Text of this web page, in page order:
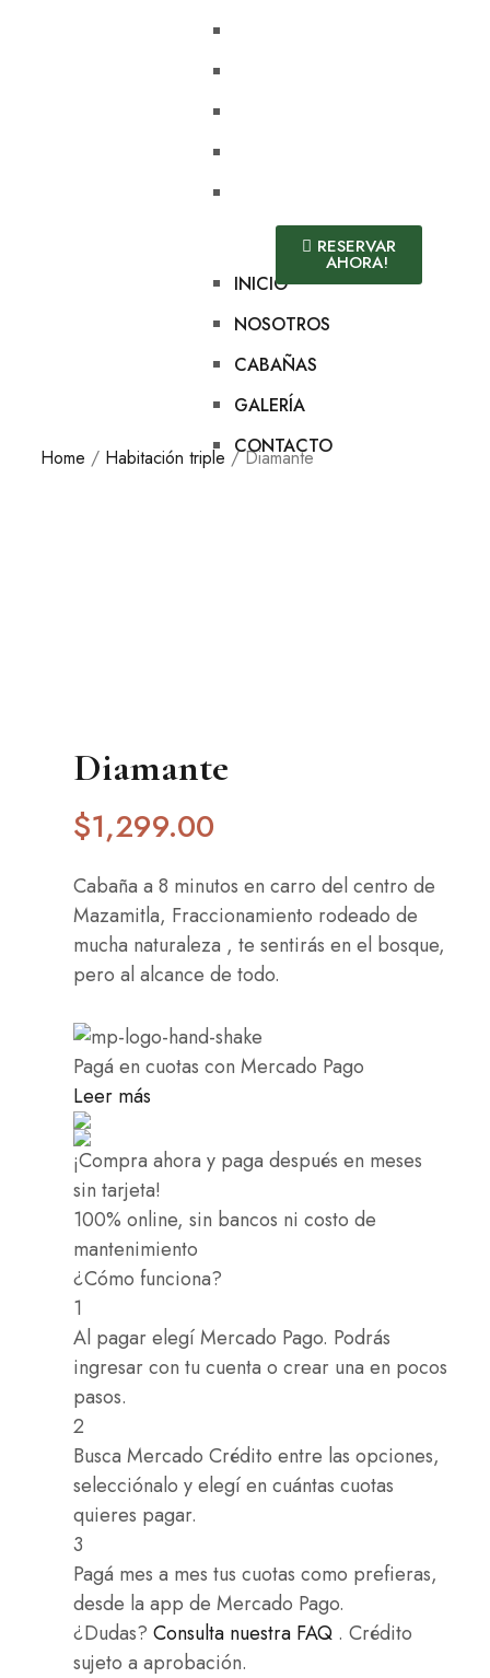
INICIO
NOSOTROS
CABAÑAS
GALERÍA
CONTACTO
RESERVAR
AHORA!
Home / Habitación triple / Diamante
Diamante
$1,299.00
Cabaña a 8 minutos en carro del centro de
Mazamitla, Fraccionamiento rodeado de
mucha naturaleza , te sentirás en el bosque,
pero al alcance de todo.
Pagá en cuotas con Mercado Pago
Leer más
¡Compra ahora y paga después en meses
sin tarjeta!
100% online, sin bancos ni costo de
mantenimiento
¿Cómo funciona?
1
Al pagar elegíMercado Pago. Podrás
ingresar con tu cuenta o crear una en pocos
pasos.
2
BuscaMercado Crédito entre las opciones,
selecciónalo y elegí en cuántas cuotas
quieres pagar.
3
Pagá mes a mes tus cuotas como prefieras,
desde la app de Mercado Pago.
¿Dudas?Consulta nuestra FAQ . Crédito
sujeto a aprobación.